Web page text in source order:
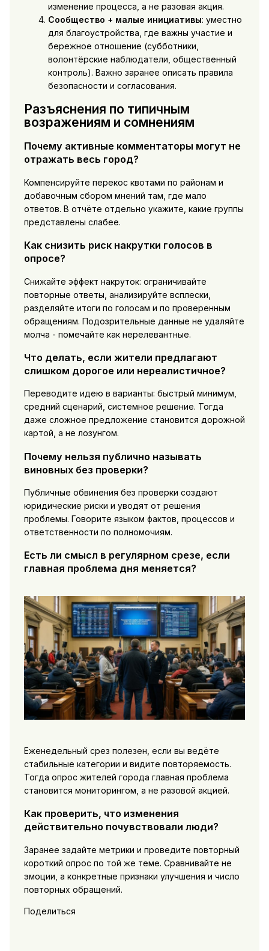
изменение процесса, а не разовая акция.
Сообщество + малые инициативы: уместно
для благоустройства, где важны участие и
бережное отношение (субботники,
волонтёрские наблюдатели, общественный
контроль). Важно заранее описать правила
безопасности и согласования.
Разъяснения по типичным
возражениям и сомнениям
Почему активные комментаторы могут не
отражать весь город?
Компенсируйте перекос квотами по районам и
добавочным сбором мнений там, где мало
ответов. В отчёте отдельно укажите, какие группы
представлены слабее.
Как снизить риск накрутки голосов в
опросе?
Снижайте эффект накруток: ограничивайте
повторные ответы, анализируйте всплески,
разделяйте итоги по голосам и по проверенным
обращениям. Подозрительные данные не удаляйте
молча - помечайте как нерелевантные.
Что делать, если жители предлагают
слишком дорогое или нереалистичное?
Переводите идею в варианты: быстрый минимум,
средний сценарий, системное решение. Тогда
даже сложное предложение становится дорожной
картой, а не лозунгом.
Почему нельзя публично называть
виновных без проверки?
Публичные обвинения без проверки создают
юридические риски и уводят от решения
проблемы. Говорите языком фактов, процессов и
ответственности по полномочиям.
Есть ли смысл в регулярном срезе, если
главная проблема дня меняется?
Еженедельный срез полезен, если вы ведёте
стабильные категории и видите повторяемость.
Тогда опрос жителей города главная проблема
становится мониторингом, а не разовой акцией.
Как проверить, что изменения
действительно почувствовали люди?
Заранее задайте метрики и проведите повторный
короткий опрос по той же теме. Сравнивайте не
эмоции, а конкретные признаки улучшения и число
повторных обращений.
Поделиться